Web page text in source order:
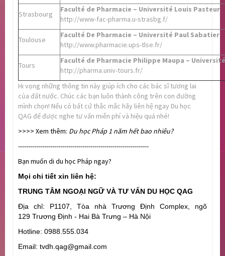
Strasbourg
Faculté de Pharmacie – Université Louis Pasteur
http://www-fac-pharma.u-strasbg.f/
Toulouse
Faculté De Pharmacie – Université Paul Sabatier
http://www.pharmacie.ups-tlse.fr/
Tours
Faculté de Pharmacie Philippe Maupa –
http://pharma.univ-tours.fr/
Hi vọng những thông tin này giúp ích cho các bác sĩ tương lai
của đất nước. Chúc các bạn luôn thành công trên con đường
mình chọn! Nếu có bất cứ thắc mắc hãy liên hệ ngay Du học
QAG để được nghe tư vấn miễn phí và hiệu quả nhé!
>>>> Xem thêm: Du học Pháp 1 năm hết bao nhiêu?
-----------------------------------------------------------------
Bạn muốn di du học Pháp ngay?
Mọi chi tiết xin liên hệ:
TRUNG TÂM NGOẠI NGỮ VÀ TƯ VẤN DU HỌC QAG
Địa chỉ: P1107, Tòa nhà Trương Định Complex, ngõ
129 Trương Định - Hai Bà Trưng – Hà Nội
Hotline: 0988.555.034
Email: tvdh.qag@gmail.com